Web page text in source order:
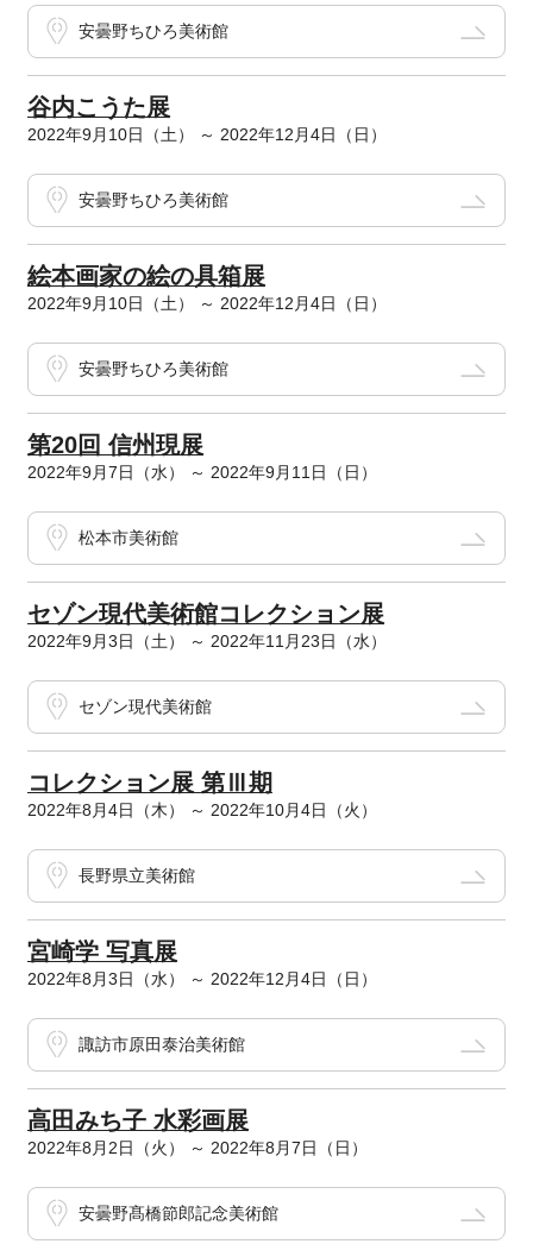
安曇野ちひろ美術館
谷内こうた展
2022年9月10日（土） ～ 2022年12月4日（日）
安曇野ちひろ美術館
絵本画家の絵の具箱展
2022年9月10日（土） ～ 2022年12月4日（日）
安曇野ちひろ美術館
第20回 信州現展
2022年9月7日（水） ～ 2022年9月11日（日）
松本市美術館
セゾン現代美術館コレクション展
2022年9月3日（土） ～ 2022年11月23日（水）
セゾン現代美術館
コレクション展 第Ⅲ期
2022年8月4日（木） ～ 2022年10月4日（火）
長野県立美術館
宮崎学 写真展
2022年8月3日（水） ～ 2022年12月4日（日）
諏訪市原田泰治美術館
高田みち子 水彩画展
2022年8月2日（火） ～ 2022年8月7日（日）
安曇野髙橋節郎記念美術館